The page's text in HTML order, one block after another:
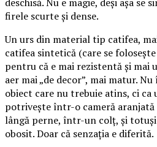
firele scurte și dense.
Un urs din material tip catifea,
catifea sintetică (care se
pentru că e mai rezistentă și mai
aer mai „de decor”, mai matur.
obiect care nu trebuie atins, ci ca
potrivește într-o cameră aranjată
lângă perne, într-un colț, și
obosit. Doar că senzația e diferită.